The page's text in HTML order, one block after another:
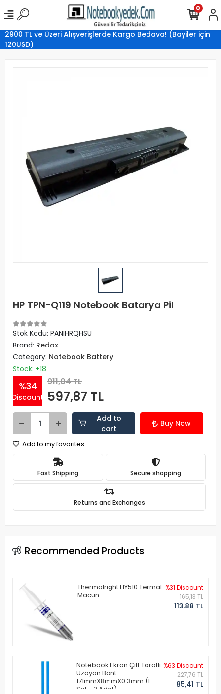
2900 TL ve Üzeri Alışverişlerde Kargo Bedava! (Bayiler için
120USD)
0
HP TPN-Q119 Notebook Batarya Pil
Stok Kodu: PANIHRQHSU
Brand: Redox
Category: Notebook Battery
Stock: +18
%34
Discount
911,04 TL
597,87 TL
Add to
cart
Buy Now
Add to my favorites
Fast Shipping Secure shopping
Returns and Exchanges
Recommended Products
Thermalright HY510 Termal
Macun
%31 Discount
165,13 TL
113,88 TL
Notebook Ekran Çift Taraflı
Uzayan Bant
171mmX8mmX0.3mm (1
Set - 2 Adet)
%63 Discount
227,76 TL
85,41 TL